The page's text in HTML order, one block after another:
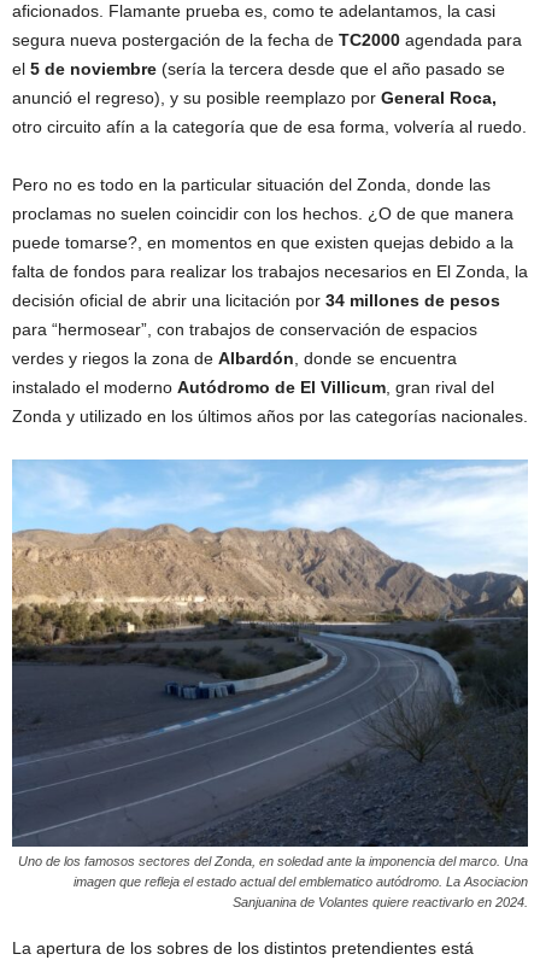
aficionados. Flamante prueba es, como te adelantamos, la casi
segura nueva postergación de la fecha de TC2000 agendada para
el 5 de noviembre (sería la tercera desde que el año pasado se
anunció el regreso), y su posible reemplazo por General Roca,
otro circuito afín a la categoría que de esa forma, volvería al ruedo.
Pero no es todo en la particular situación del Zonda, donde las
proclamas no suelen coincidir con los hechos. ¿O de que manera
puede tomarse?, en momentos en que existen quejas debido a la
falta de fondos para realizar los trabajos necesarios en El Zonda, la
decisión oficial de abrir una licitación por 34 millones de pesos
para “hermosear”, con trabajos de conservación de espacios
verdes y riegos la zona de Albardón, donde se encuentra
instalado el moderno Autódromo de El Villicum, gran rival del
Zonda y utilizado en los últimos años por las categorías nacionales.
Uno de los famosos sectores del Zonda, en soledad ante la imponencia del marco. Una
imagen que refleja el estado actual del emblematico autódromo. La Asociacion
Sanjuanina de Volantes quiere reactivarlo en 2024.
La apertura de los sobres de los distintos pretendientes está